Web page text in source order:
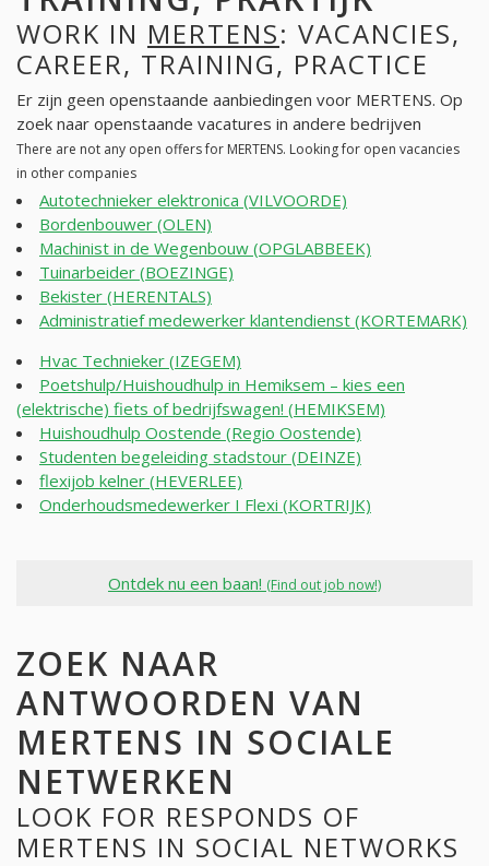
WORK IN MERTENS: VACANCIES,
CAREER, TRAINING, PRACTICE
Er zijn geen openstaande aanbiedingen voor MERTENS. Op
zoek naar openstaande vacatures in andere bedrijven
There are not any open offers for MERTENS. Looking for open vacancies
in other companies
Autotechnieker elektronica (VILVOORDE)
Bordenbouwer (OLEN)
Machinist in de Wegenbouw (OPGLABBEEK)
Tuinarbeider (BOEZINGE)
Bekister (HERENTALS)
Administratief medewerker klantendienst (KORTEMARK)
Hvac Technieker (IZEGEM)
Poetshulp/Huishoudhulp in Hemiksem – kies een
(elektrische) fiets of bedrijfswagen! (HEMIKSEM)
Huishoudhulp Oostende (Regio Oostende)
Studenten begeleiding stadstour (DEINZE)
flexijob kelner (HEVERLEE)
Onderhoudsmedewerker I Flexi (KORTRIJK)
Ontdek nu een baan! (Find out job now!)
ZOEK NAAR
ANTWOORDEN VAN
MERTENS IN SOCIALE
NETWERKEN
LOOK FOR RESPONDS OF
MERTENS IN SOCIAL NETWORKS